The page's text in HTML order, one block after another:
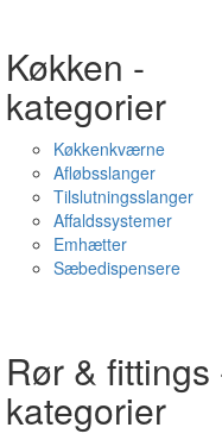
Køkken -
kategorier
Køkkenkværne
Afløbsslanger
Tilslutningsslanger
Affaldssystemer
Emhætter
Sæbedispensere
Rør & fittings
kategorier